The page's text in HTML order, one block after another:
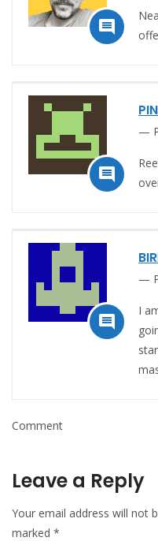



I
Comment
Leave a Reply
Your email address will not
marked *